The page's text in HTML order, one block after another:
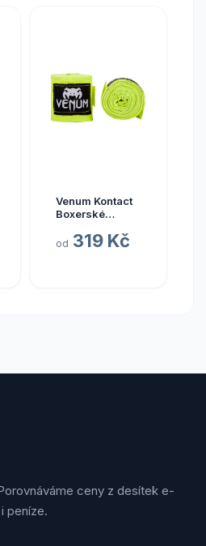
Venum Kontact
Boxerské
Neonově žlutá
od 319 Kč
ceny z desítek e-
peníze.